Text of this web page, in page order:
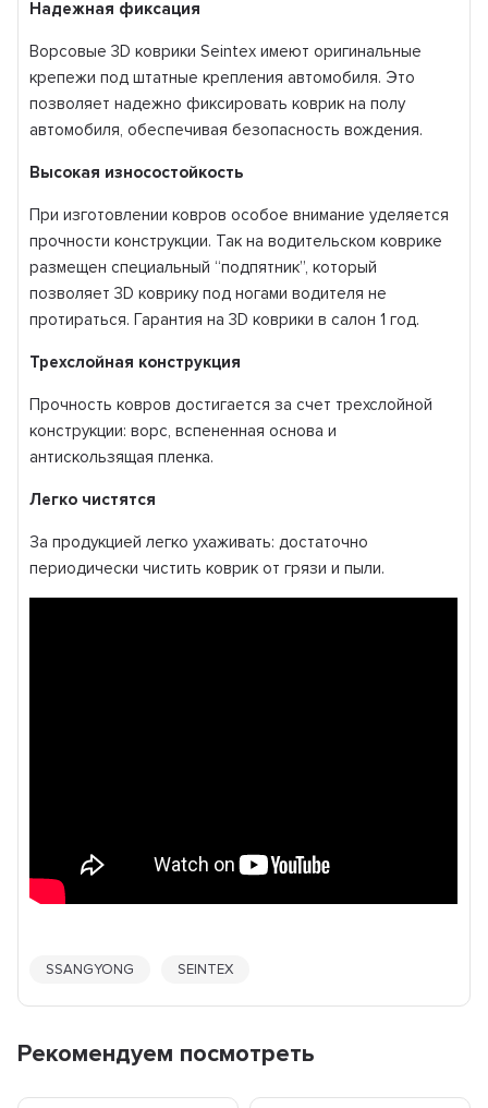
Надежная фиксация
Ворсовые 3D коврики Seintex имеют оригинальные
крепежи под штатные крепления автомобиля. Это
позволяет надежно фиксировать коврик на полу
автомобиля, обеспечивая безопасность вождения.
Высокая износостойкость
При изготовлении ковров особое внимание уделяется
прочности конструкции. Так на водительском коврике
размещен специальный “подпятник”, который
позволяет 3D коврику под ногами водителя не
протираться. Гарантия на 3D коврики в салон 1 год.
Трехслойная конструкция
Прочность ковров достигается за счет трехслойной
конструкции: ворс, вспененная основа и
антискользящая пленка.
Легко чистятся
За продукцией легко ухаживать: достаточно
периодически чистить коврик от грязи и пыли.
SSANGYONG SEINTEX
Рекомендуем посмотреть